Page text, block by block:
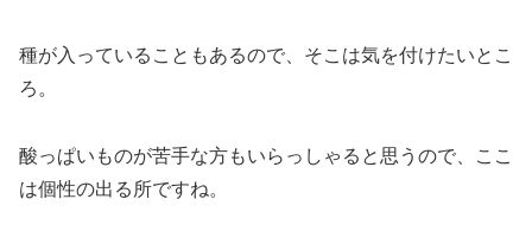
種が入っていることもあるので、そこは気を付けたいとこ
ろ。
酸っぱいものが苦手な方もいらっしゃると思うので、ここ
は個性の出る所ですね。